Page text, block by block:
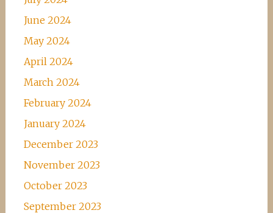
June 2024
May 2024
April 2024
March 2024
February 2024
January 2024
December 2023
November 2023
October 2023
September 2023